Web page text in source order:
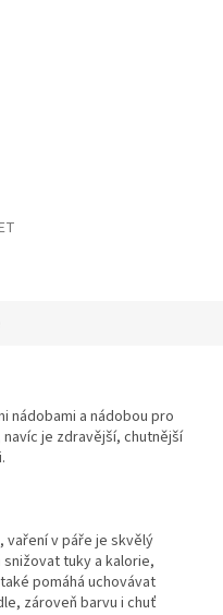
nádobami a nádobou pro
je zdravější, chutnější
v páře je skvělý
tuky a kalorie,
pomáhá uchovávat
zároveň barvu i chuť